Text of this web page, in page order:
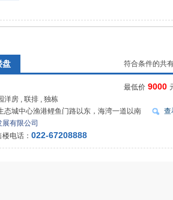
盘 符合条件的共
最低价 9000
洋房 , 联排 , 独栋
态城中心渔港鲤鱼门路以东，海湾一道以南
查
有限公司
楼电话： 022-67208888